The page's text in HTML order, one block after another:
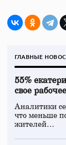
ГЛАВНЫЕ
55%
свое
Аналитики
что меньше
жителей…